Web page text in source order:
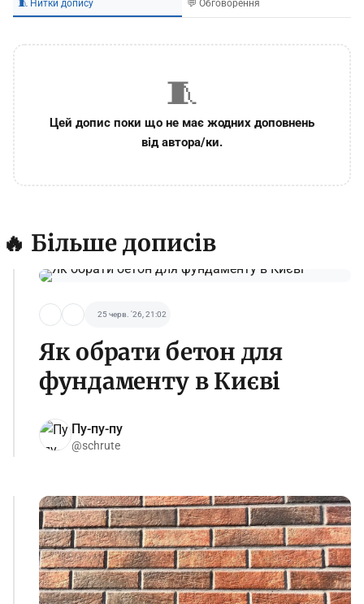
🧵 Нитки допису 💬 Обговорення
🧵
Цей допис поки що не має жодних доповнень
від автора/ки.
🔥 Більше дописів
25 черв. '26, 21:02
Як обрати бетон для
фундаменту в Києві
Пу-пу-пу
@schrute